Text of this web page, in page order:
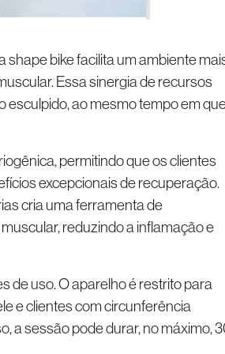
shape bike facilita um ambiente
Essa sinergia de recursos
esculpido, ao mesmo tempo em
permitindo que os clientes
excepcionais de recuperação.
cria uma ferramenta de
reduzindo a inflamação e
de uso. O aparelho é restrito para
e clientes com circunferência
a sessão pode durar, no máximo,